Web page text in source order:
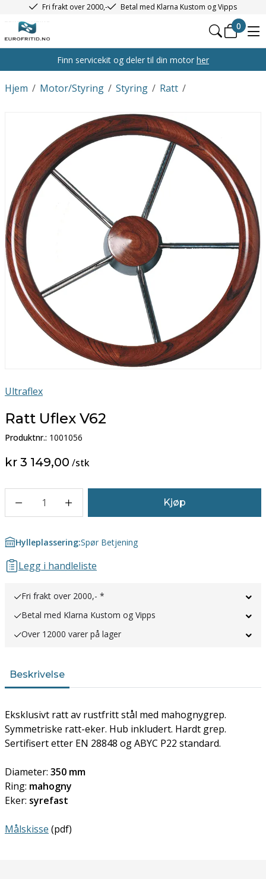
Fri frakt over 2000,- Betal med Klarna Kustom og Vipps
0
Finn servicekit og deler til din motor her
/
Hjem /
Motor/Styring /
Styring /
Ratt
Ultraflex
Ratt Uflex V62
Produktnr.: 1001056
kr 3 149,00 /stk
1 Kjøp
Hylleplassering:Spør Betjening
Legg i handleliste
Fri frakt over 2000,- *
Betal med Klarna Kustom og Vipps
Over 12000 varer på lager
Beskrivelse
Eksklusivt ratt av rustfritt stål med mahognygrep.
Symmetriske ratt-eker. Hub inkludert. Hardt grep.
Sertifisert etter EN 28848 og ABYC P22 standard.
Diameter: 350 mm
Ring: mahogny
Eker: syrefast
Målskisse (pdf)